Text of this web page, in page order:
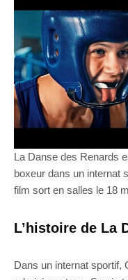
La Danse des Renards
boxeur dans un internat
film sort en salles le 18
L’histoire de La
Dans un internat sportif,